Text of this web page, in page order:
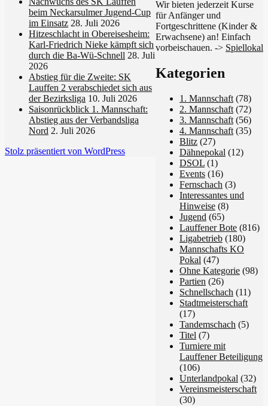
Wir bieten jederzeit Kurse
für Anfänger und
Fortgeschrittene (Kinder &
Erwachsene) an! Einfach
vorbeischauen. -> Spiellokal
Kategorien
1. Mannschaft (78)
2. Mannschaft (72)
3. Mannschaft (56)
4. Mannschaft (35)
Blitz (27)
Dähnepokal (12)
DSOL (1)
Events (16)
Fernschach (3)
Interessantes und
Hinweise (8)
Jugend (65)
Lauffener Bote (816)
Ligabetrieb (180)
Mannschafts KO
Pokal (47)
Ohne Kategorie (98)
Partien (26)
Schnellschach (11)
Stadtmeisterschaft
(17)
Tandemschach (5)
Titel (7)
Turniere mit
Lauffener Beteiligung
(106)
Unterlandpokal (32)
Vereinsmeisterschaft
(30)
beim Neckarsulmer Jugend-Cup
im Einsatz 28. Juli 2026
Hitzeschlacht in Obereisesheim:
Karl-Friedrich Nieke kämpft sich
durch die Ba-Wü-Schnell 28. Juli
2026
Abstieg für die Zweite: SK
Lauffen 2 verabschiedet sich aus
der Bezirksliga 10. Juli 2026
Saisonrückblick 1. Mannschaft:
Abstieg aus der Verbandsliga
Nord 2. Juli 2026
Stolz präsentiert von WordPress